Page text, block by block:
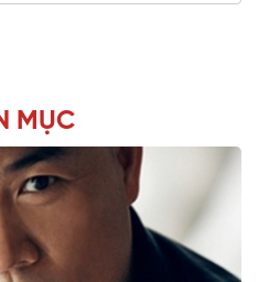
MỤC